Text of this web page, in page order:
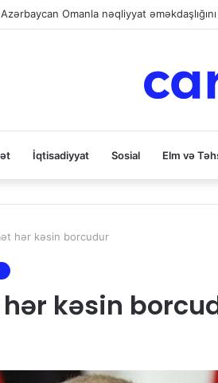
Omanla nəqliyyat
İqtisadiyyat Sosial Elm və
hər kəsin borcudur
kəsin